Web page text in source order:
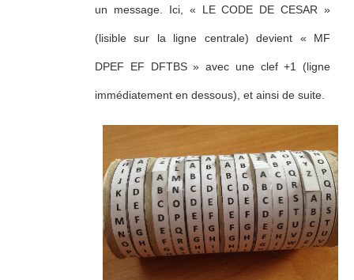
un message. Ici, « LE CODE DE CESAR »
(lisible sur la ligne centrale) devient « MF
DPEF EF DFTBS » avec une clef +1 (ligne
immédiatement en dessous), et ainsi de suite.